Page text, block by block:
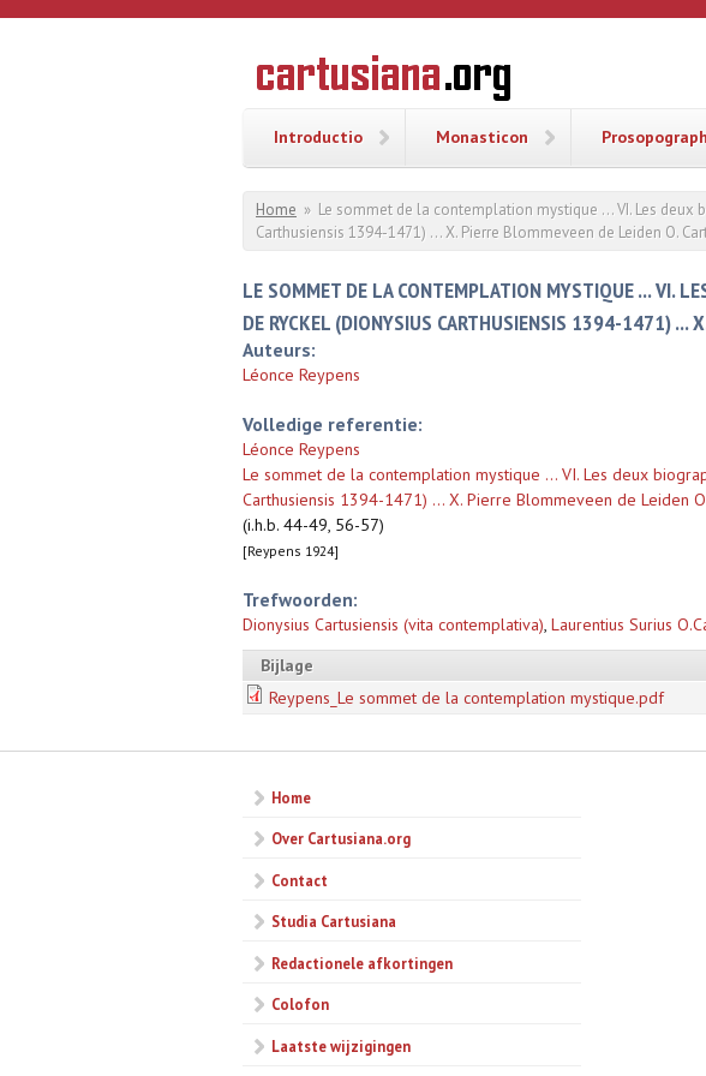
Overslaan en naar de inhoud gaan
CARTUSIANA
Geschiedenis
van de
Introductio Monasticon
U bent hier
Home » Le sommet de la contemplation mystique ... VI. Les deux
Carthusiensis 1394-1471) ... X. Pierre Blommeveen de Leiden O.
LE SOMMET DE LA CONTEMPLATION MYSTIQUE ... VI.
DE RYCKEL (DIONYSIUS CARTHUSIENSIS 1394-1471) ...
Auteurs:
Léonce Reypens
Volledige referentie:
Léonce Reypens
Le sommet de la contemplation mystique ... VI. Les deux
Carthusiensis 1394-1471) ... X. Pierre Blommeveen de Leiden
(i.h.b. 44-49, 56-57)
[Reypens 1924]
Trefwoorden:
Dionysius Cartusiensis (vita contemplativa), Laurentius Surius
Bijlage
Reypens_Le sommet de la contemplation mystique.pdf
Home
Over Cartusiana.org
Contact
Studia Cartusiana
Redactionele afkortingen
Colofon
Laatste wijzigingen